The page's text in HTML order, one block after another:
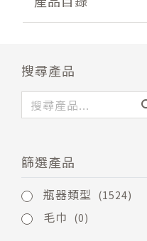
搜尋產品
篩選產品
瓶器類型 (1524)
毛巾 (0)